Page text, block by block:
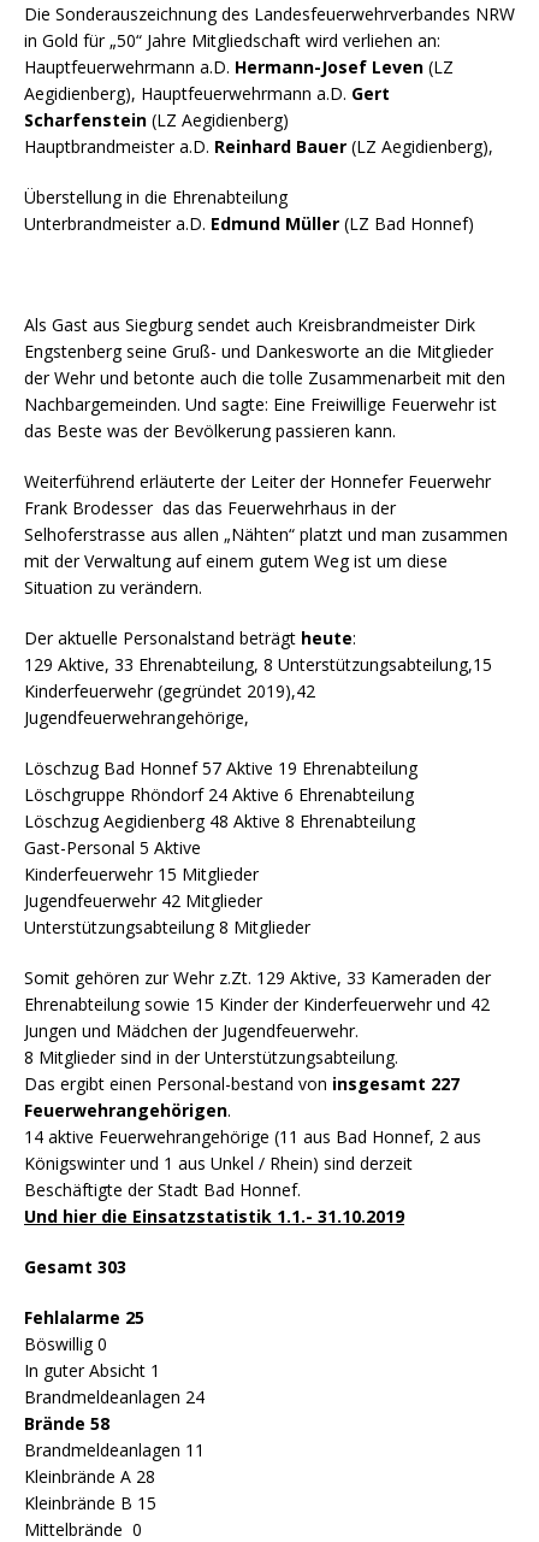
Die Sonderauszeichnung des Landesfeuerwehrverbandes NRW
in Gold für „50“ Jahre Mitgliedschaft wird verliehen an:
Hauptfeuerwehrmann a.D. Hermann-Josef Leven (LZ
Aegidienberg), Hauptfeuerwehrmann a.D. Gert
Scharfenstein (LZ Aegidienberg)
Hauptbrandmeister a.D. Reinhard Bauer (LZ Aegidienberg),
Überstellung in die Ehrenabteilung
Unterbrandmeister a.D. Edmund Müller (LZ Bad Honnef)
Als Gast aus Siegburg sendet auch Kreisbrandmeister Dirk
Engstenberg seine Gruß- und Dankesworte an die Mitglieder
der Wehr und betonte auch die tolle Zusammenarbeit mit den
Nachbargemeinden. Und sagte: Eine Freiwillige Feuerwehr ist
das Beste was der Bevölkerung passieren kann.
Weiterführend erläuterte der Leiter der Honnefer Feuerwehr
Frank Brodesser das das Feuerwehrhaus in der
Selhoferstrasse aus allen „Nähten“ platzt und man zusammen
mit der Verwaltung auf einem gutem Weg ist um diese
Situation zu verändern.
Der aktuelle Personalstand beträgt heute:
129 Aktive, 33 Ehrenabteilung, 8 Unterstützungsabteilung,15
Kinderfeuerwehr (gegründet 2019),42
Jugendfeuerwehrangehörige,
Löschzug Bad Honnef 57 Aktive 19 Ehrenabteilung
Löschgruppe Rhöndorf 24 Aktive 6 Ehrenabteilung
Löschzug Aegidienberg 48 Aktive 8 Ehrenabteilung
Gast-Personal 5 Aktive
Kinderfeuerwehr 15 Mitglieder
Jugendfeuerwehr 42 Mitglieder
Unterstützungsabteilung 8 Mitglieder
Somit gehören zur Wehr z.Zt. 129 Aktive, 33 Kameraden der
Ehrenabteilung sowie 15 Kinder der Kinderfeuerwehr und 42
Jungen und Mädchen der Jugendfeuerwehr.
8 Mitglieder sind in der Unterstützungsabteilung.
Das ergibt einen Personal-bestand von insgesamt 227
Feuerwehrangehörigen.
14 aktive Feuerwehrangehörige (11 aus Bad Honnef, 2 aus
Königswinter und 1 aus Unkel / Rhein) sind derzeit
Beschäftigte der Stadt Bad Honnef.
Und hier die Einsatzstatistik 1.1.- 31.10.2019
Gesamt 303
Fehlalarme 25
Böswillig 0
In guter Absicht 1
Brandmeldeanlagen 24
Brände 58
Brandmeldeanlagen 11
Kleinbrände A 28
Kleinbrände B 15
Mittelbrände 0